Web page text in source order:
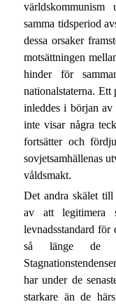
samma tidsperiod
dessa orsaker
motsättningen
hinder för
nationalstaterna. Ett
inleddes i början av
inte visar några
fortsätter och
sovjetsamhällenas
våldsmakt.
Det andra skälet till
av att legitimera
levnadsstandard för
så länge de
har under de
starkare än de